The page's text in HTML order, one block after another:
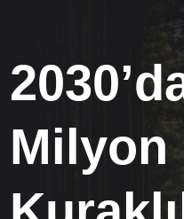
Milyon